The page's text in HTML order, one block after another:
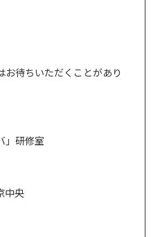
待ちいただくことがあり
」研修室
中央